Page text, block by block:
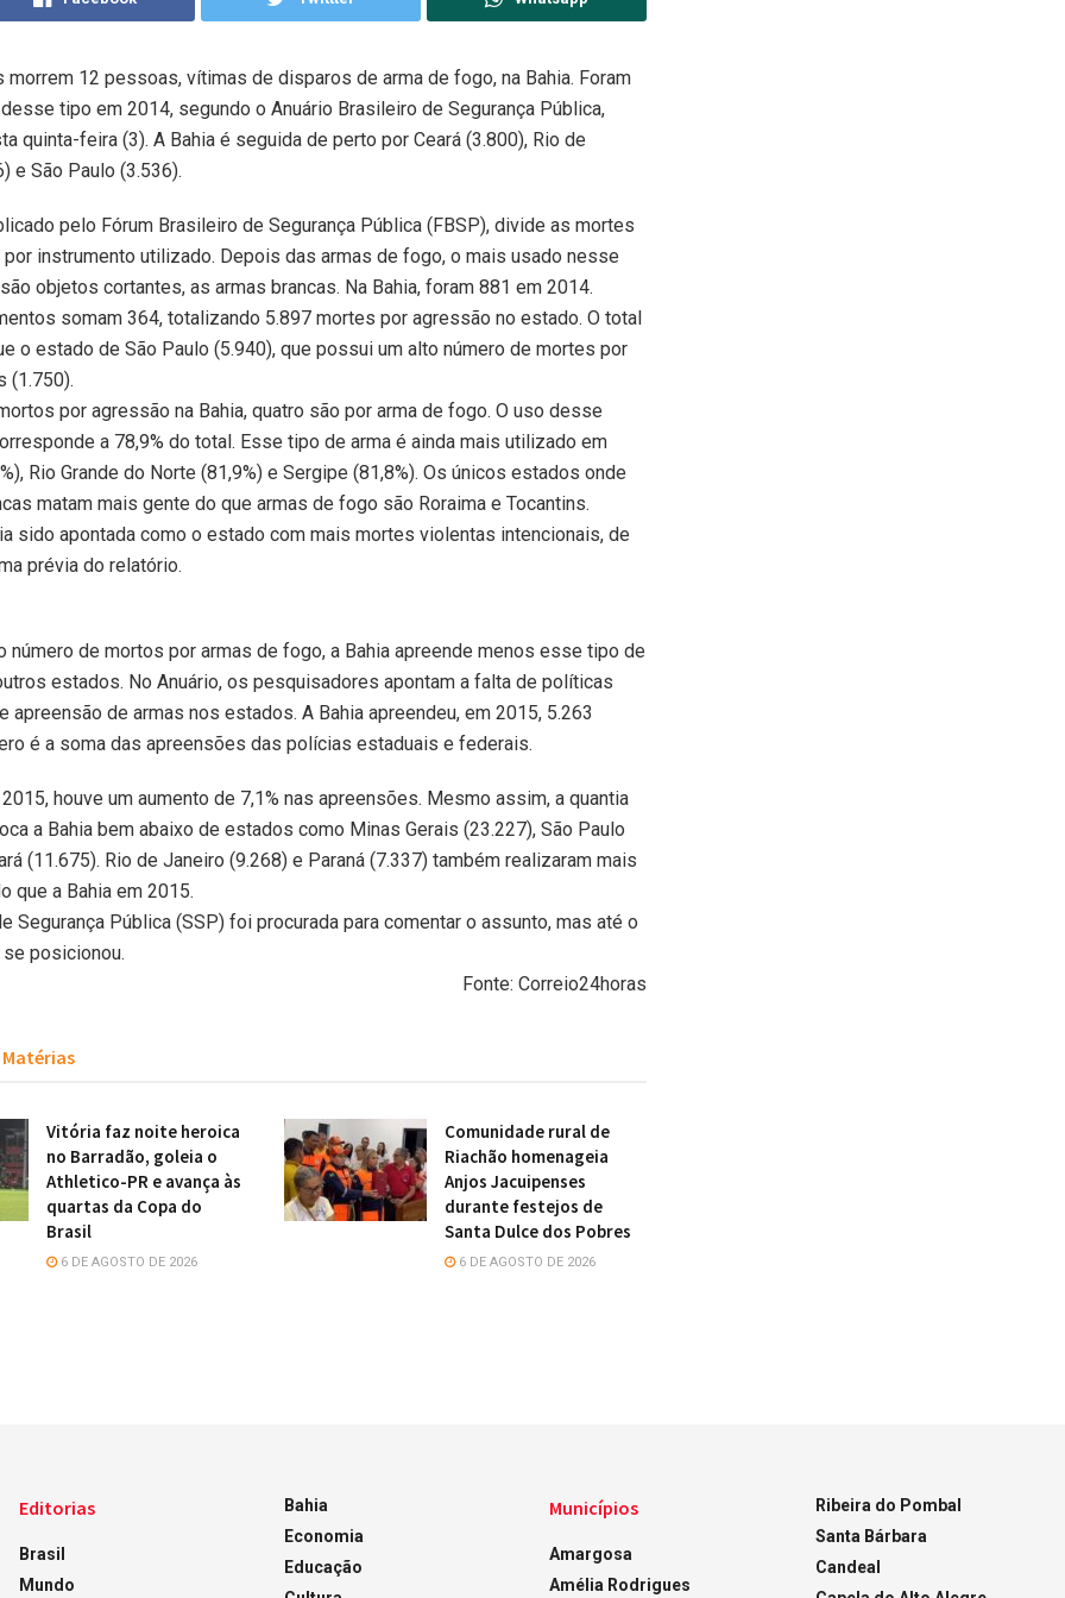
morrem 12 pessoas, vítimas de disparos de arma de fogo, na Bahia. Foram
tipo em 2014, segundo o Anuário Brasileiro de Segurança Pública,
quinta-feira (3). A Bahia é seguida de perto por Ceará (3.800), Rio de
e São Paulo (3.536).
pelo Fórum Brasileiro de Segurança Pública (FBSP), divide as mortes
instrumento utilizado. Depois das armas de fogo, o mais usado nesse
objetos cortantes, as armas brancas. Na Bahia, foram 881 em 2014.
somam 364, totalizando 5.897 mortes por agressão no estado. O total
o estado de São Paulo (5.940), que possui um alto número de mortes por
(1.750).
por agressão na Bahia, quatro são por arma de fogo. O uso desse
a 78,9% do total. Esse tipo de arma é ainda mais utilizado em
Rio Grande do Norte (81,9%) e Sergipe (81,8%). Os únicos estados onde
matam mais gente do que armas de fogo são Roraima e Tocantins.
sido apontada como o estado com mais mortes violentas intencionais, de
prévia do relatório.
número de mortos por armas de fogo, a Bahia apreende menos esse tipo de
estados. No Anuário, os pesquisadores apontam a falta de políticas
apreensão de armas nos estados. A Bahia apreendeu, em 2015, 5.263
é a soma das apreensões das polícias estaduais e federais.
houve um aumento de 7,1% nas apreensões. Mesmo assim, a quantia
a Bahia bem abaixo de estados como Minas Gerais (23.227), São Paulo
(11.675). Rio de Janeiro (9.268) e Paraná (7.337) também realizaram mais
que a Bahia em 2015.
Segurança Pública (SSP) foi procurada para comentar o assunto, mas até o
posicionou.
Fonte: Correio24horas
Matérias
Vitória faz noite heroica
no Barradão, goleia o
Athletico-PR e avança às
quartas da Copa do
Brasil
6 DE AGOSTO DE 2026
Comunidade rural de
Riachão homenageia
Anjos Jacuipenses
durante festejos de
Santa Dulce dos Pobres
6 DE AGOSTO DE 2026
Editorias
Brasil
Mundo
Bahia
Economia
Educação
Municípios
Amargosa
Amélia Rodrigues
Ribeira do Pombal
Santa Bárbara
Candeal